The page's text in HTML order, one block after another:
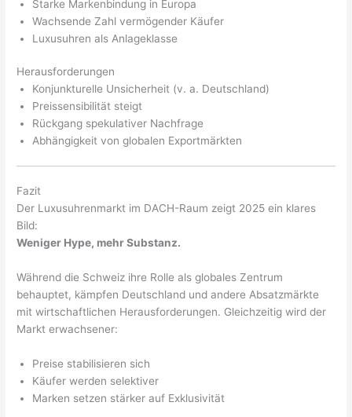
Starke Markenbindung in Europa
Wachsende Zahl vermögender Käufer
Luxusuhren als Anlageklasse
Herausforderungen
Konjunkturelle Unsicherheit (v. a. Deutschland)
Preissensibilität steigt
Rückgang spekulativer Nachfrage
Abhängigkeit von globalen Exportmärkten
Fazit
Der Luxusuhrenmarkt im DACH-Raum zeigt 2025 ein klares
Bild:
Weniger Hype, mehr Substanz.
Während die Schweiz ihre Rolle als globales Zentrum
behauptet, kämpfen Deutschland und andere Absatzmärkte
mit wirtschaftlichen Herausforderungen. Gleichzeitig wird der
Markt erwachsener:
Preise stabilisieren sich
Käufer werden selektiver
Marken setzen stärker auf Exklusivität